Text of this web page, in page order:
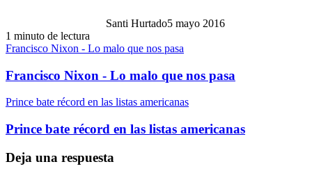
Santi Hurtado5 mayo 2016
1 minuto de lectura
Francisco Nixon - Lo malo que nos pasa
Francisco Nixon - Lo malo que nos pasa
Prince bate récord en las listas americanas
Prince bate récord en las listas americanas
Deja una respuesta